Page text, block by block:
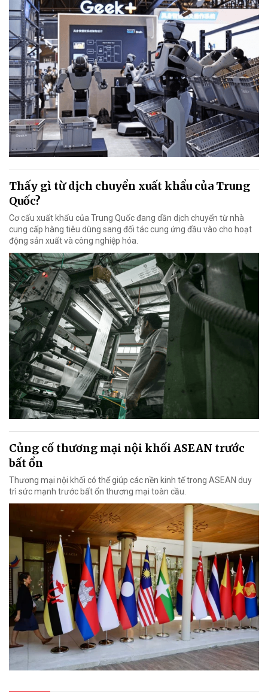
Thấy gì từ dịch chuyển xuất khẩu của Trung
Quốc?
Cơ cấu xuất khẩu của Trung Quốc đang dần dịch chuyển từ nhà
cung cấp hàng tiêu dùng sang đối tác cung ứng đầu vào cho hoạt
động sản xuất và công nghiệp hóa.
Củng cố thương mại nội khối ASEAN trước
bất ổn
Thương mại nội khối có thể giúp các nền kinh tế trong ASEAN duy
trì sức mạnh trước bất ổn thương mại toàn cầu.